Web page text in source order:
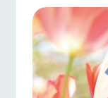
フ
ガ
花のあ
自然環
季節の
りを存
う
ArkFarm
お知らせ
牧場トップ